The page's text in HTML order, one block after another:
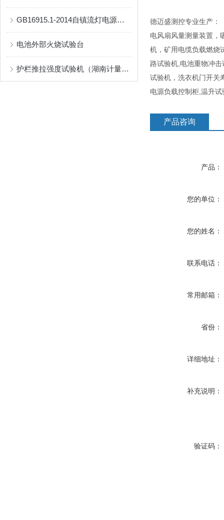
GB16915.1-2014自镇流灯电源负载控制柜
电池外部火烧试验台
护栏推拉强度试验机（湖南计量院）
德迈盛测控专业生产：
电风扇风量测量装置，
机，矿用电缆负载燃烧
路试验机,电池重物冲
试验机，洗衣机门开关
电源负载控制柜,温升
产品咨询
产品：
您的单位：
您的姓名：
联系电话：
常用邮箱：
省份：
详细地址：
补充说明：
验证码：